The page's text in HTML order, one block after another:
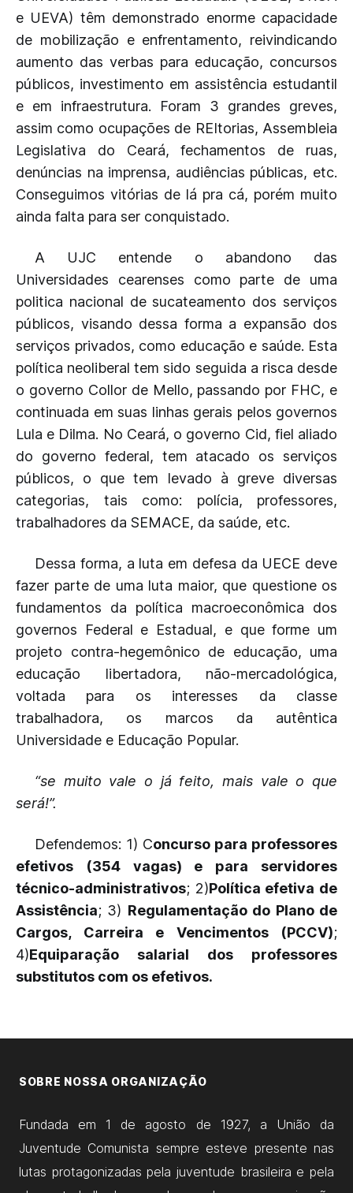
e UEVA) têm demonstrado enorme capacidade
de mobilização e enfrentamento, reivindicando
aumento das verbas para educação, concursos
públicos, investimento em assistência estudantil
e em infraestrutura. Foram 3 grandes greves,
assim como ocupações de REItorias, Assembleia
Legislativa do Ceará, fechamentos de ruas,
denúncias na imprensa, audiências públicas, etc.
Conseguimos vitórias de lá pra cá, porém muito
ainda falta para ser conquistado.
A UJC entende o abandono das
Universidades cearenses como parte de uma
politica nacional de sucateamento dos serviços
públicos, visando dessa forma a expansão dos
serviços privados, como educação e saúde. Esta
política neoliberal tem sido seguida a risca desde
o governo Collor de Mello, passando por FHC, e
continuada em suas linhas gerais pelos governos
Lula e Dilma. No Ceará, o governo Cid, fiel aliado
do governo federal, tem atacado os serviços
públicos, o que tem levado à greve diversas
categorias, tais como: polícia, professores,
trabalhadores da SEMACE, da saúde, etc.
Dessa forma, a luta em defesa da UECE deve
fazer parte de uma luta maior, que questione os
fundamentos da política macroeconômica dos
governos Federal e Estadual, e que forme um
projeto contra-hegemônico de educação, uma
educação libertadora, não-mercadológica,
voltada para os interesses da classe
trabalhadora, os marcos da autêntica
Universidade e Educação Popular.
“se muito vale o já feito, mais vale o que
será!”.
Defendemos: 1) Concurso para professores
efetivos (354 vagas) e para servidores
técnico-administrativos; 2)Política efetiva de
Assistência; 3) Regulamentação do Plano de
Cargos, Carreira e Vencimentos (PCCV);
4)Equiparação salarial dos professores
substitutos com os efetivos.
SOBRE NOSSA ORGANIZAÇÃO
Fundada em 1 de agosto de 1927, a União da
Juventude Comunista sempre esteve presente nas
lutas protagonizadas pela juventude brasileira e pela